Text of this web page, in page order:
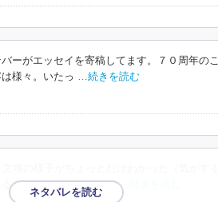
ーがエッセイを寄稿してます。７０周年の
様々。いたっ …続きを読む
のかも。十年前のイベ …続きを読む